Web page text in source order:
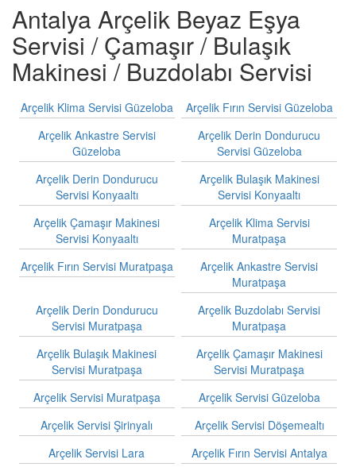
Antalya Arçelik Beyaz Eşya
Servisi / Çamaşır / Bulaşık
Makinesi / Buzdolabı Servisi
Arçelik Klima Servisi Güzeloba
Arçelik Fırın Servisi Güzeloba
Arçelik Ankastre Servisi
Güzeloba
Arçelik Derin Dondurucu
Servisi Güzeloba
Arçelik Derin Dondurucu
Servisi Konyaaltı
Arçelik Bulaşık Makinesi
Servisi Konyaaltı
Arçelik Çamaşır Makinesi
Servisi Konyaaltı
Arçelik Klima Servisi
Muratpaşa
Arçelik Fırın Servisi Muratpaşa
Arçelik Ankastre Servisi
Muratpaşa
Arçelik Derin Dondurucu
Servisi Muratpaşa
Arçelik Buzdolabı Servisi
Muratpaşa
Arçelik Bulaşık Makinesi
Servisi Muratpaşa
Arçelik Çamaşır Makinesi
Servisi Muratpaşa
Arçelik Servisi Muratpaşa
Arçelik Servisi Güzeloba
Arçelik Servisi Şirinyalı
Arçelik Servisi Döşemealtı
Arçelik Servisi Lara
Arçelik Fırın Servisi Antalya